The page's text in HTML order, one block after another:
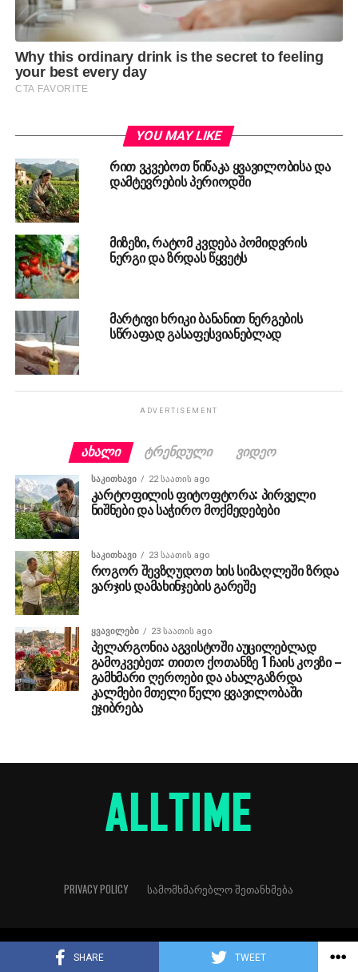
SHARE TWEET
YOU MAY LIKE
რით ვკვებოთ წიწაკა ყვავილობისა და
დამტევრების პერიოდში
მიზეზი, რატომ კვდება პომიდვრის
ნერგი და ზრდას წყვეტს
მარტივი ხრიკი ბანანით ნერგების
სწრაფად გასაფესვიანებლად
ADVERTISEMENT
ᲐᲮᲐᲚᲘ ᲢᲠᲔᲜᲓᲣᲚᲘ ᲕᲘᲓᲔᲝ
ᲡᲐᲙᲘᲗᲮᲐᲕᲘ 22 საათის ago
კარტოფილის ფიტოფტორა: პირველი
ნიშნები და საჭირო მოქმედებები
ᲡᲐᲙᲘᲗᲮᲐᲕᲘ 23 საათის ago
როგორ შევზღუდოთ ხის სიმაღლეში ზრდა
ვარჯის დამახინჯების გარეშე
ᲧᲕᲐᲕᲘᲚᲔᲑᲘ 23 საათის ago
პელარგონია აგვისტოში აუცილებლად
გამოკვებეთ: თითო ქოთანზე 1 ჩაის კოვზი –
გამხმარი ღეროები და ახალგაზრდა
კალმები მთელი წელი ყვავილობაში
ეჯიბრება
PRIVACY POLICY ᲡᲐᲛᲝᲛᲮᲛᲐᲠᲔᲑᲚᲝ ᲨᲔᲗᲐᲜᲮᲛᲔᲑᲐ
Copyright © 2018